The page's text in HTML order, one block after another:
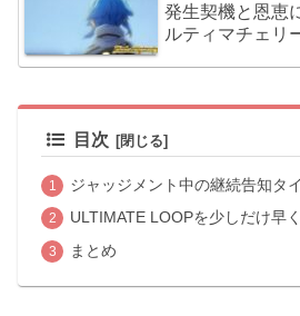
発生契機と恩恵
ルティマチェリ
目次
ジャッジメント中の継続告知タ
ULTIMATE LOOPを少しだけ早
まとめ